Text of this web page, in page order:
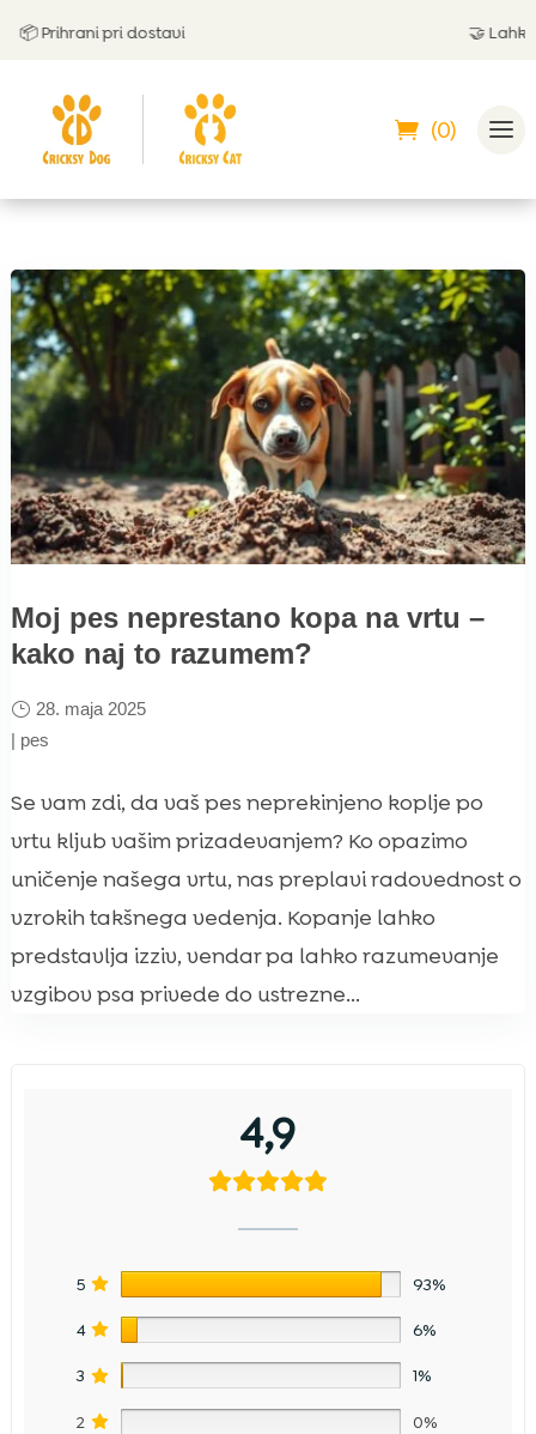
Prihrani pri dostavi Lahko
(0)
Moj pes neprestano kopa na vrtu –
kako naj to razumem?
28. maja 2025
| pes
Se vam zdi, da vaš pes neprekinjeno koplje po
vrtu kljub vašim prizadevanjem? Ko opazimo
uničenje našega vrtu, nas preplavi radovednost o
vzrokih takšnega vedenja. Kopanje lahko
predstavlja izziv, vendar pa lahko razumevanje
vzgibov psa privede do ustrezne...
4,9
5 93%
4 6%
3 1%
2 0%